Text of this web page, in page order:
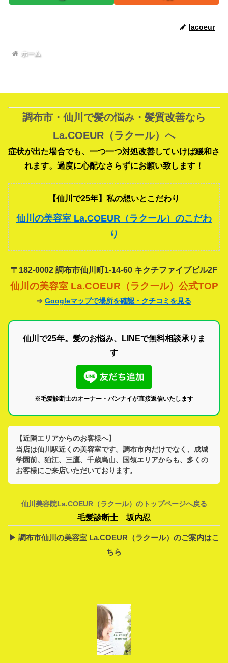
lacoeur
ホーム
調布市・仙川で髪の悩み・髪質改善なら
La.COEUR（ラクール）へ
症状が出た場合でも、一つ一つ対処改善していけば緩和さ
れます。過度に心配なさらずにお願い致します！
【仙川で25年】私の想いとこだわり
仙川の美容室 La.COEUR（ラクール）のこだわ
り
〒182-0002 調布市仙川町1-14-60 キクチファイブビル2F
仙川の美容室 La.COEUR（ラクール）公式TOP
➔ Googleマップで場所を確認・クチコミを見る
仙川で25年。髪のお悩み、LINEで無料相談承りま
す
※毛髪診断士のオーナー・バンナイが直接返信いたします
【近隣エリアからのお客様へ】
当店は仙川駅近くの美容室です。 調布市内だけでなく、 成城
学園前、狛江、三鷹、千歳烏山、国領エリアからも、多くの
お客様にご来店いただいております。
仙川美容院La.COEUR（ラクール）のトップページへ戻る
毛髪診断士 坂内忍
▶︎ 調布市仙川の美容室 La.COEUR（ラクール）のご案内はこ
ちら